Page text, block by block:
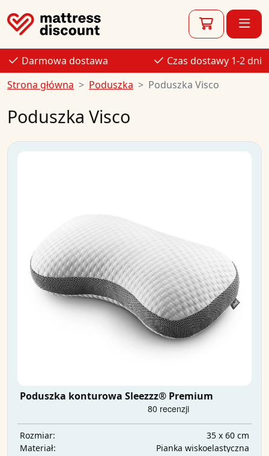
Darmowa dostawa
Czas dostawy 1-2 dni
Strona główna
Poduszka Poduszka Visco
Poduszka Visco
Poduszka konturowa Sleezzz® Premium
Rozmiar:
35 x 60 cm
Materiał:
Pianka wiskoelastyczna